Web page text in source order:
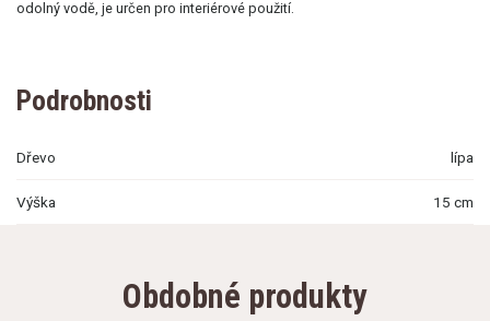
odolný vodě, je určen pro interiérové použití.
Podrobnosti
Dřevo lípa
Výška 15 cm
Obdobné produkty